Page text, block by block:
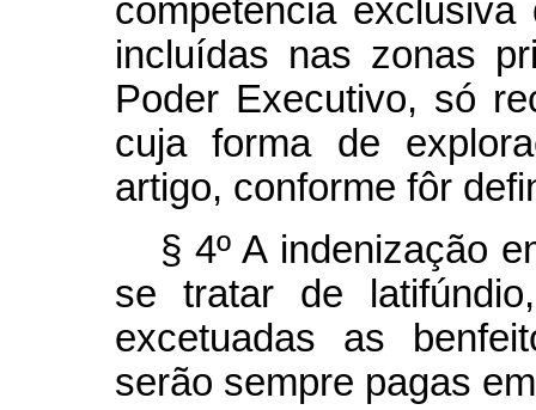
competência
incluídas nas zonas
Poder Executivo, só
cuja forma de
artigo, conforme fôr
§ 4º A indenização
se tratar de
excetuadas as
serão sempre pagas